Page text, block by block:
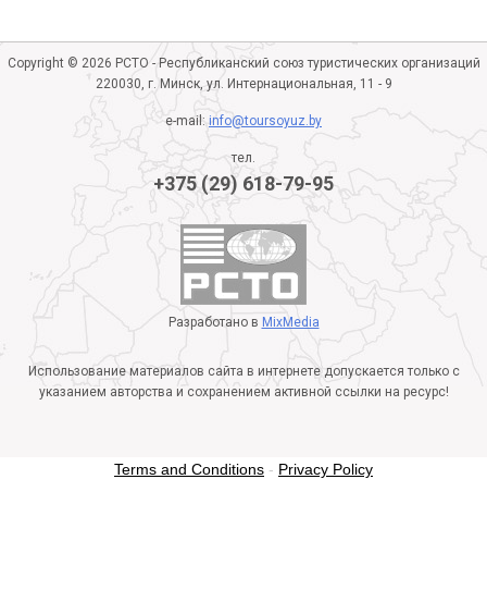
Copyright © 2026 РСТО - Республиканский союз туристических организаций
220030, г. Минск, ул. Интернациональная, 11 - 9
e-mail:info@toursoyuz.by
тел.
+375 (29) 618-79-95
Разработано в MixMedia
Использование материалов сайта в интернете допускается только с
указанием авторства и сохранением активной ссылки на ресурс!
Terms and Conditions - Privacy Policy